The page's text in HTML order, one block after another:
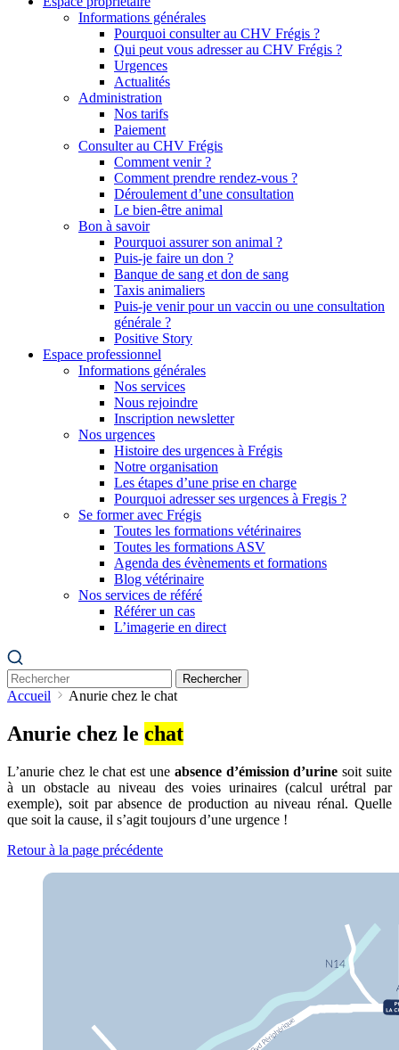
Informations générales
Pourquoi consulter au CHV Frégis ?
Qui peut vous adresser au CHV Frégis ?
Urgences
Actualités
Administration
Nos tarifs
Paiement
Consulter au CHV Frégis
Comment venir ?
Comment prendre rendez-vous ?
Déroulement d’une consultation
Le bien-être animal
Bon à savoir
Pourquoi assurer son animal ?
Puis-je faire un don ?
Banque de sang et don de sang
Taxis animaliers
Puis-je venir pour un vaccin ou une consultation
générale ?
Positive Story
Espace professionnel
Informations générales
Nos services
Nous rejoindre
Inscription newsletter
Nos urgences
Histoire des urgences à Frégis
Notre organisation
Les étapes d’une prise en charge
Pourquoi adresser ses urgences à Fregis ?
Se former avec Frégis
Toutes les formations vétérinaires
Toutes les formations ASV
Agenda des évènements et formations
Blog vétérinaire
Nos services de référé
Référer un cas
L’imagerie en direct
Rechercher
Accueil Anurie chez le chat
Anurie chez le chat
L’anurie chez le chat est une absence d’émission d’urinesoit suite
à un obstacle au niveau des voies urinaires (calcul urétral par
exemple), soit par absence de production au niveau rénal. Quelle
que soit la cause, il s’agit toujours d’une urgence !
Retour à la page précédente